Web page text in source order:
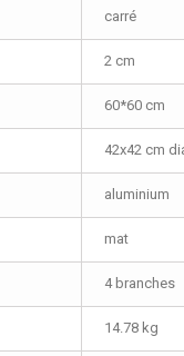
carré
2 cm
60*60 cm
42x42 cm
aluminium
mat
4 branches
14.78 kg